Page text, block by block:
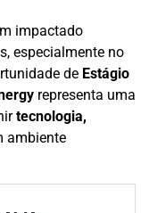
impactado
especialmente no
de Estágio
representa uma
tecnologia,
ambiente